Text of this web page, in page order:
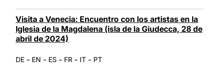
Visita a Venecia: Encuentro con los artistas en la
Iglesia de la Magdalena (isla de la Giudecca, 28 de
abril de 2024)
DE - EN - ES - FR - IT - PT